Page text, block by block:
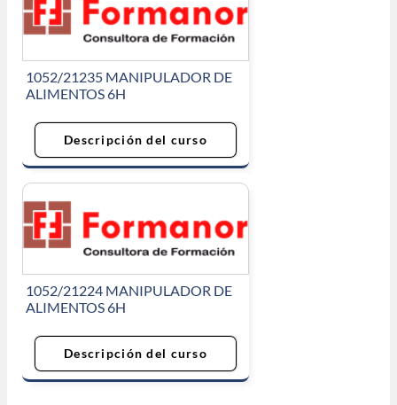
1052/21235 MANIPULADOR DE
ALIMENTOS 6H
Descripción del curso
1052/21224 MANIPULADOR DE
ALIMENTOS 6H
Descripción del curso